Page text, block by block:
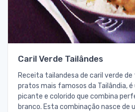
Caril Verde Tailândes
Receita tailandesa de caril verde de
pratos mais famosos da Tailândia,
picante e colorido que combina
branco. Esta combinação nasce de